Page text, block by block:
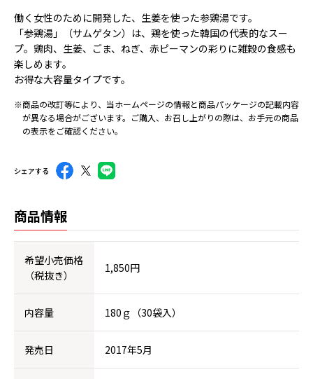
働く女性のために開発した、生姜を使った参鶏湯です。
「参鶏湯」（サムゲタン）は、鶏を使った韓国の代表的なスー
プ。鶏肉、生姜、ごま、ねぎ、赤ピーマンの彩りに雑穀の食感も
楽しめます。
お得な大容量タイプです。
※商品の改訂等により、当ホームページの情報と商品パッケージの記載内容
が異なる場合がございます。ご購入、お召し上がりの際は、お手元の商品
の表示をご確認ください。
シェアする
商品情報
希望小売価格
（税抜き）
1,850円
内容量 180ｇ（30袋入）
発売日 2017年5月